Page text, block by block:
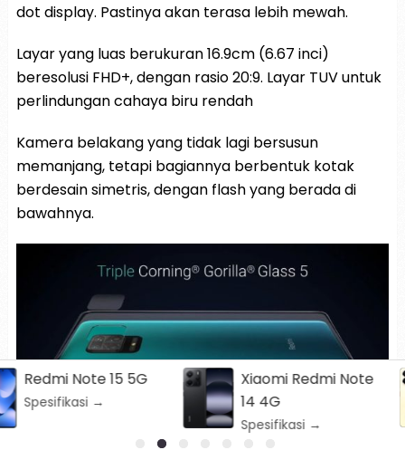
dot display. Pastinya akan terasa lebih mewah.
Layar yang luas berukuran 16.9cm (6.67 inci)
beresolusi FHD+, dengan rasio 20:9. Layar TUV untuk
perlindungan cahaya biru rendah
Kamera belakang yang tidak lagi bersusun
memanjang, tetapi bagiannya berbentuk kotak
berdesain simetris, dengan flash yang berada di
bawahnya.
Xiaomi Redmi Note
14 4G
Nubia V60